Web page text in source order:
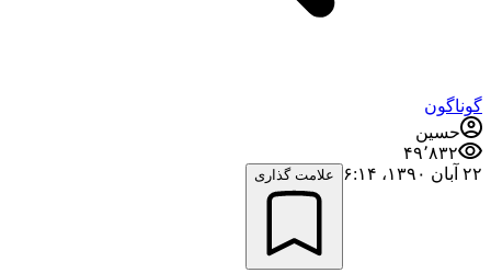
گوناگون
حسین
۴۹٬۸۳۲
۲۲ آبان ۱۳۹۰،‏ ۶:۱۴
علامت گذاری